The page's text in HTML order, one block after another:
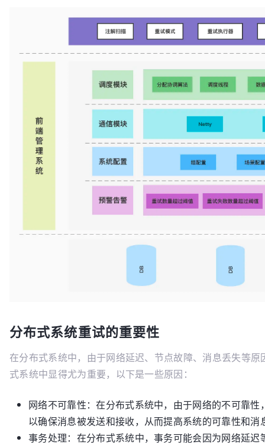
分布式系统重试的重要性
在分布式系统中，由于网络延迟、节点故障、消息丢失等
式系统中显得尤为重要，以下是一些原因：
网络不可靠性：在分布式系统中，由于网络的不可靠
以确保消息被发送和接收，从而提高系统的可靠性和消
事务处理：在分布式系统中，事务可能会因为网络延